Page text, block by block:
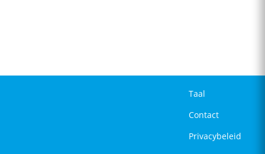
Taal
Contact
Privacybeleid